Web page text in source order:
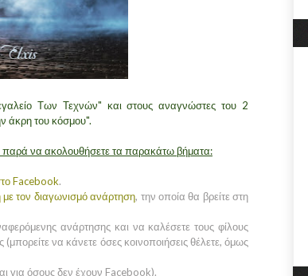
Των Τεχνών" και στους αναγνώστες του 2
άκρη του κόσμου".
παρά να ακολουθήσετε τα παρακάτω βήματα:
Facebook.
με τον διαγωνισμό ανάρτηση, την οποία θα βρείτε στη
ανάρτησης και να καλέσετε τους φίλους
να κάνετε όσες κοινοποιήσεις θέλετε, όμως
για όσους δεν έχουν Facebook).